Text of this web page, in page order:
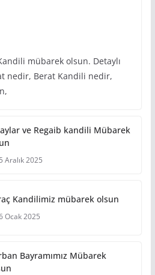
mübarek olsun. Detaylı
nedir, Berat Kandili nedir,
ve Regaib kandili Mübarek
Aralık 2025
Kandilimiz mübarek olsun
Ocak 2025
Bayramımız Mübarek